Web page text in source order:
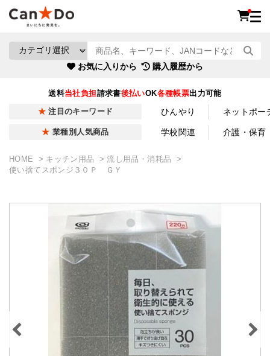
お気に入りから 購入履歴から
送料当社負担請求書後払いOK各種帳票出力可能
注目のキーワード ひんやり ネットポー
業種別人気商品 学校関連 介護・保育
HOME キッチン用品
流し用品・消耗品
使い捨てスポンジ３０Ｐ ＧＹ